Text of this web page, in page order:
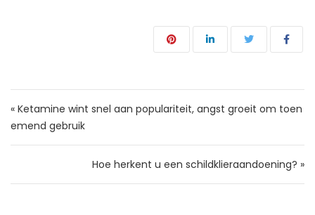
Bericht navigatie
« Ketamine wint snel aan populariteit, angst groeit om toen
emend gebruik
Hoe herkent u een schildklieraandoening? »